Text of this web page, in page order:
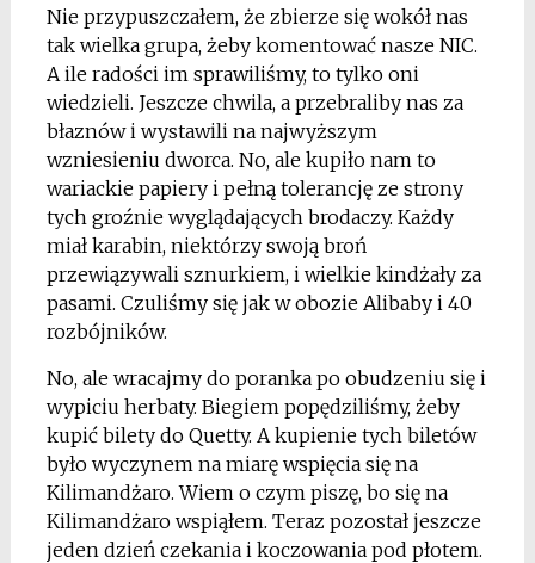
Nie przypuszczałem, że zbierze się wokół nas
tak wielka grupa, żeby komentować nasze NIC.
A ile radości im sprawiliśmy, to tylko oni
wiedzieli. Jeszcze chwila, a przebraliby nas za
błaznów i wystawili na najwyższym
wzniesieniu dworca. No, ale kupiło nam to
wariackie papiery i pełną tolerancję ze strony
tych groźnie wyglądających brodaczy. Każdy
miał karabin, niektórzy swoją broń
przewiązywali sznurkiem, i wielkie kindżały za
pasami. Czuliśmy się jak w obozie Alibaby i 40
rozbójników.
No, ale wracajmy do poranka po obudzeniu się i
wypiciu herbaty. Biegiem popędziliśmy, żeby
kupić bilety do Quetty. A kupienie tych biletów
było wyczynem na miarę wspięcia się na
Kilimandżaro. Wiem o czym piszę, bo się na
Kilimandżaro wspiąłem. Teraz pozostał jeszcze
jeden dzień czekania i koczowania pod płotem.